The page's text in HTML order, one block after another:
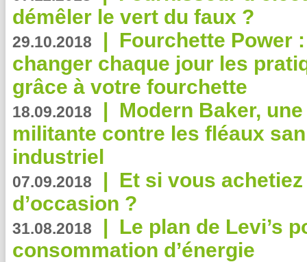
démêler le vert du faux ?
29.10.2018 | Fourchette Power
changer chaque jour les
grâce à votre fourchette
18.09.2018 | Modern Baker,
militante contre les fléaux
industriel
07.09.2018 | Et si vous
d’occasion ?
31.08.2018 | Le plan de Levi’s
consommation d’énergie